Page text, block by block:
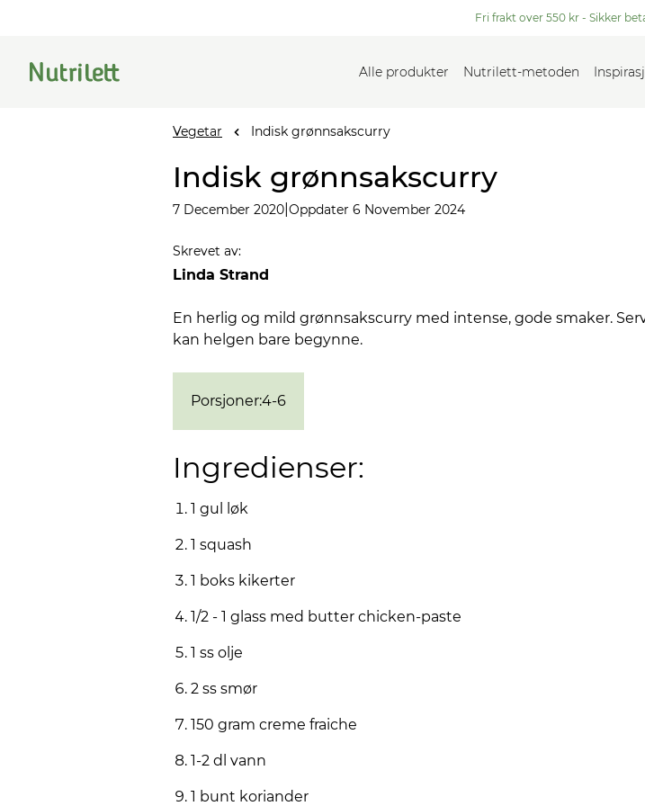
Fri frakt over 550 kr - Sikker
Alle produkter Nutrilett-metoden
Vegetar Indisk grønnsakscurry
Indisk grønnsakscurry
7 December 2020 Oppdater 6 November 2024
Skrevet av:
Linda Strand
En herlig og mild grønnsakscurry med intense, gode smaker.
kan helgen bare begynne.
Porsjoner:4-6
Ingredienser:
1 gul løk
1 squash
1 boks kikerter
1/2 - 1 glass med butter chicken-paste
1 ss olje
2 ss smør
150 gram creme fraiche
1-2 dl vann
1 bunt koriander